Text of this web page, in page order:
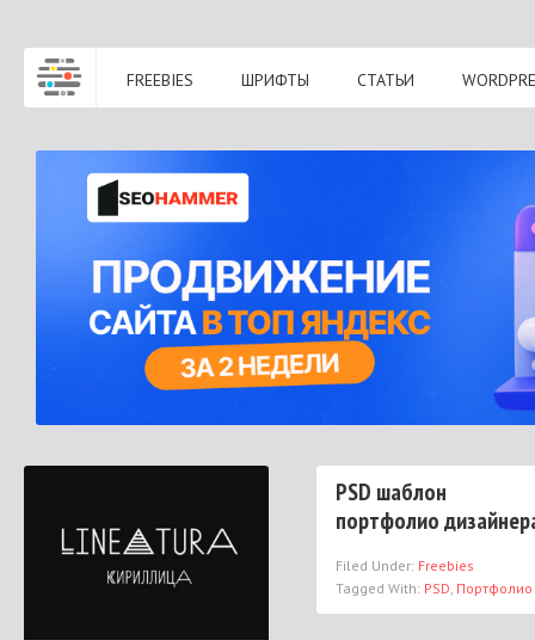
ШРИФТЫ
СТАТЬИ
WORDPRESS
FREEBIES ШРИФТЫ СТАТЬИ
PSD шаблон
портфолио
Filed Under: Freebies
Tagged With: PSD, Портфолио